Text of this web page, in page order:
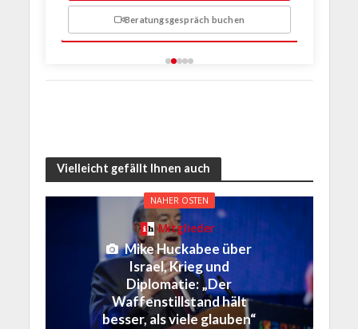
Beratungsgespräch buchen
Vielleicht gefällt Ihnen auch
NAHER OSTEN
Mitglieder
Mike Huckabee über
Israel, Krieg und
Diplomatie: „Der
Waffenstillstand hält
besser, als viele glauben“